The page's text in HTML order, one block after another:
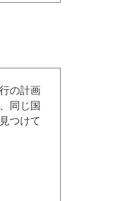
の計画
同じ国
つけて